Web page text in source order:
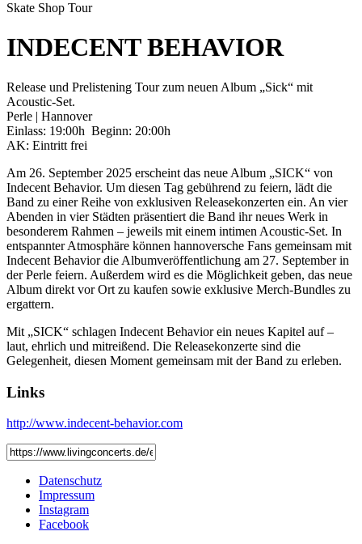
Skate Shop Tour
INDECENT BEHAVIOR
Release und Prelistening Tour zum neuen Album „Sick“ mit
Acoustic-Set.
Perle | Hannover
Einlass: 19:00h Beginn: 20:00h
AK: Eintritt frei
Am 26. September 2025 erscheint das neue Album „SICK“ von
Indecent Behavior. Um diesen Tag gebührend zu feiern, lädt die
Band zu einer Reihe von exklusiven Releasekonzerten ein. An vier
Abenden in vier Städten präsentiert die Band ihr neues Werk in
besonderem Rahmen – jeweils mit einem intimen Acoustic-Set. In
entspannter Atmosphäre können hannoversche Fans gemeinsam mit
Indecent Behavior die Albumveröffentlichung am 27. September in
der Perle feiern. Außerdem wird es die Möglichkeit geben, das neue
Album direkt vor Ort zu kaufen sowie exklusive Merch-Bundles zu
ergattern.
Mit „SICK“ schlagen Indecent Behavior ein neues Kapitel auf –
laut, ehrlich und mitreißend. Die Releasekonzerte sind die
Gelegenheit, diesen Moment gemeinsam mit der Band zu erleben.
Links
http://www.indecent-behavior.com
Datenschutz
Impressum
Instagram
Facebook